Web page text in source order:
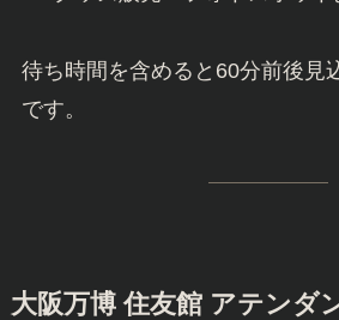
待ち時間を含めると60分前後見
です。
大阪万博 住友館 アテンダ